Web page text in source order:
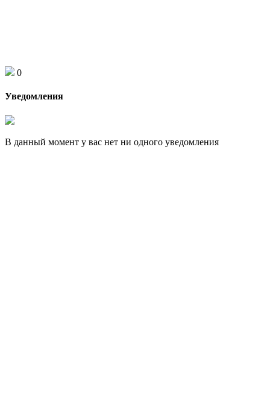
0
Уведомления
В данный момент у вас нет ни одного уведомления